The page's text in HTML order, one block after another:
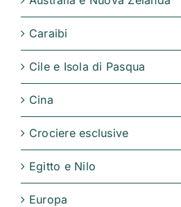
Caraibi
Cile e Isola di Pasqua
Cina
Crociere esclusive
Egitto e Nilo
Europa